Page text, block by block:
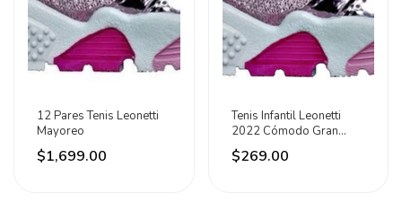
12 Pares Tenis Leonetti
Mayoreo
$1,699.00
Tenis Infantil Leonetti
2022 Cómodo Gran
Calidad Moda
$269.00